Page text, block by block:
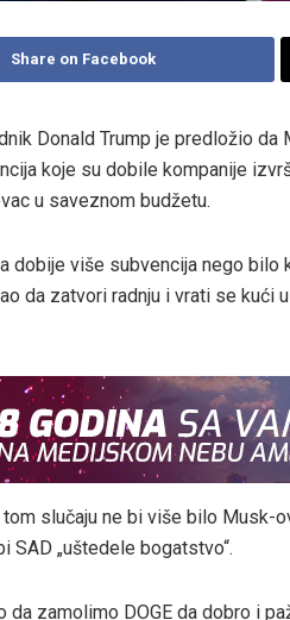
Share on Facebook
Donald Trump je predložio
koje su dobile kompanije
u saveznom budžetu.
dobije više subvencija nego
da zatvori radnju i vrati se kući
tom slučaju ne bi više bilo
SAD „uštedele bogatstvo“.
da zamolimo DOGE da dobro i